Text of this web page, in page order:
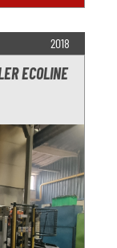
2018
ECOLINE